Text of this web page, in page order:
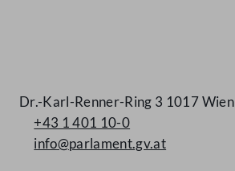
Dr.-Karl-Renner-Ring 3 1017 Wien
+43 1 401 10-0
info@parlament.gv.at